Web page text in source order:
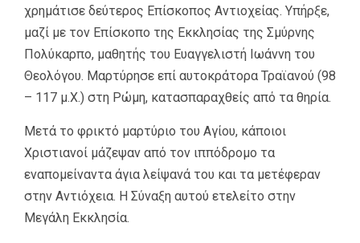
χρημάτισε δεύτερος Επίσκοπος Αντιοχείας. Υπήρξε,
μαζί με τον Επίσκοπο της Εκκλησίας της Σμύρνης
Πολύκαρπο, μαθητής του Ευαγγελιστή Ιωάννη του
Θεολόγου. Μαρτύρησε επί αυτοκράτορα Τραϊανού (98
– 117 μ.Χ.) στη Ρώμη, κατασπαραχθείς από τα θηρία.
Μετά το φρικτό μαρτύριο του Αγίου, κάποιοι
Χριστιανοί μάζεψαν από τον ιππόδρομο τα
εναπομείναντα άγια λείψανά του και τα μετέφεραν
στην Αντιόχεια. Η Σύναξη αυτού ετελείτο στην
Μεγάλη Εκκλησία.